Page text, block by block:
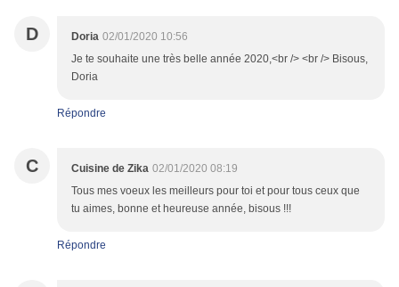
D Doria 02/01/2020 10:56
Je te souhaite une très belle année 2020,<br /> <br /> Bisous,
Doria
Répondre
C Cuisine de Zika 02/01/2020 08:19
Tous mes voeux les meilleurs pour toi et pour tous ceux que
tu aimes, bonne et heureuse année, bisous !!!
Répondre